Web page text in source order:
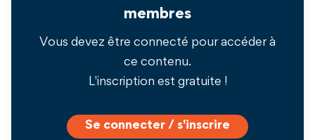
membres
Vous devez être connecté pour accéder à
ce contenu.
L'inscription est gratuite !
Se connecter / s'inscrire